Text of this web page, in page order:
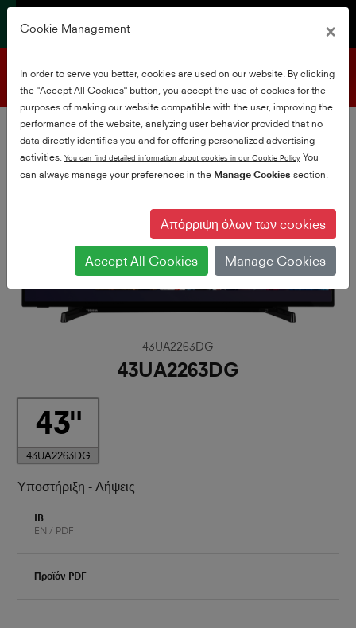
Υποστήριξη προϊόντων
43UA2263DG
43UA2263DG
43
43UA2263DG
Υποστήριξη - Λήψεις
IB
EN / PDF
Προϊόν PDF
Cookie Management ×
In order to serve you better, cookies are used on our website. By clicking
the "Accept All Cookies" button, you accept the use of cookies for the
purposes of making our website compatible with the user, improving the
performance of the website, analyzing user behavior provided that no
data directly identifies you and for offering personalized advertising
activities. You can find detailed information about cookies in our Cookie Policy You
can always manage your preferences in the Manage Cookies section.
Απόρριψη όλων των cookies
Accept All Cookies Manage Cookies